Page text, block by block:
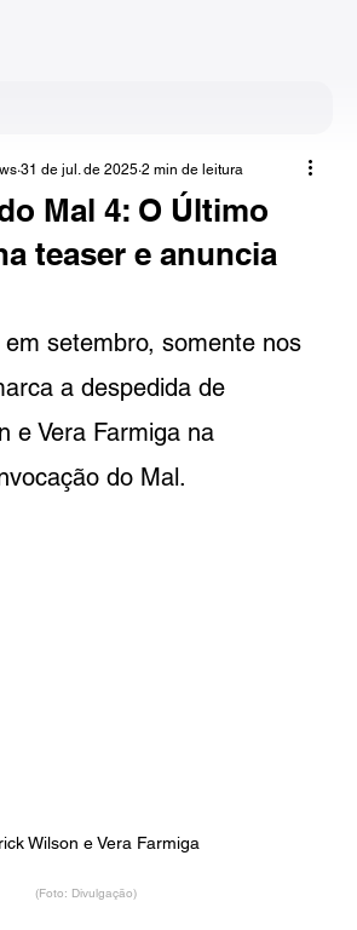
Mal 4: O Último
teaser e anuncia
31 de jul. de 2025 2 min de leitura
setembro, somente nos
a despedida de
e Vera Farmiga na
do Mal.
Wilson e Vera Farmiga
(Foto: Divulgação)